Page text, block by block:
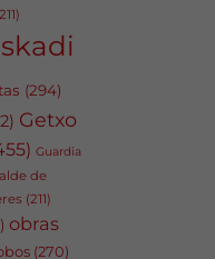
(294)
Getxo
Guardia
de
(211)
obras
(270)